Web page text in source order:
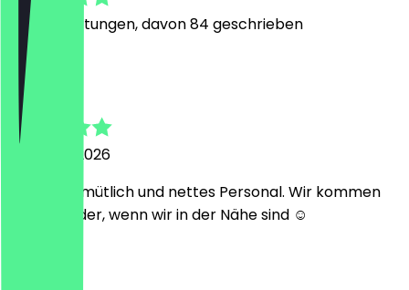
687
Bewertungen, davon 84 geschrieben
Isabella
5. August 2026
Lecker, gemütlich und nettes Personal. Wir kommen
gerne wieder, wenn wir in der Nähe sind ☺️